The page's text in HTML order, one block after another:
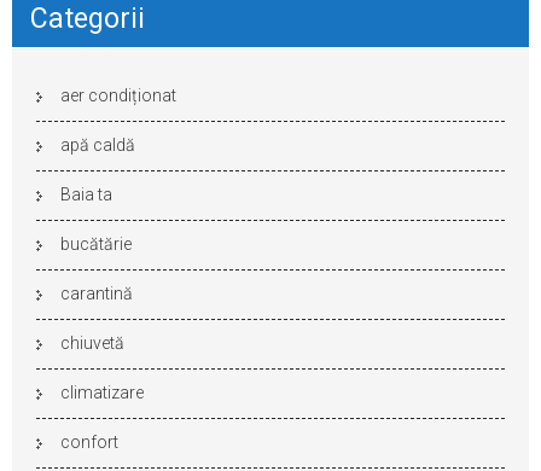
Categorii
aer condiționat
apă caldă
Baia ta
bucătărie
carantină
chiuvetă
climatizare
confort